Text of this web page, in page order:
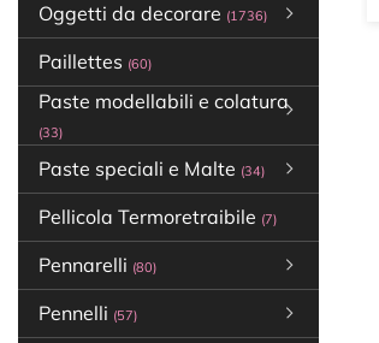
Oggetti da decorare (1736)
Paillettes (60)
Paste modellabili e colatura
(33)
Paste speciali e Malte (34)
Pellicola Termoretraibile (7)
Pennarelli (80)
Pennelli (57)